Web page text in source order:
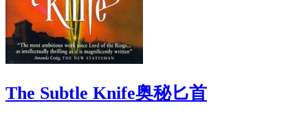
The Subtle Knife奥秘匕首